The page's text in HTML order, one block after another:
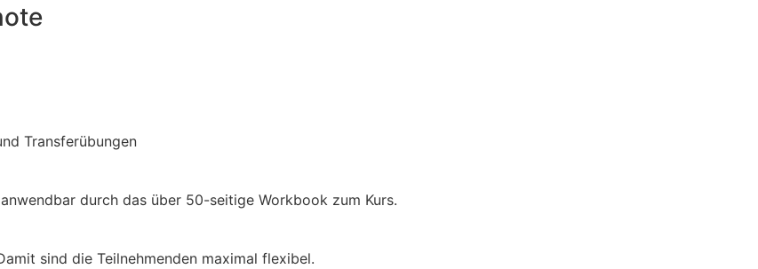
Transferübungen
durch das über 50-seitige Workbook zum Kurs.
sind die Teilnehmenden maximal flexibel.